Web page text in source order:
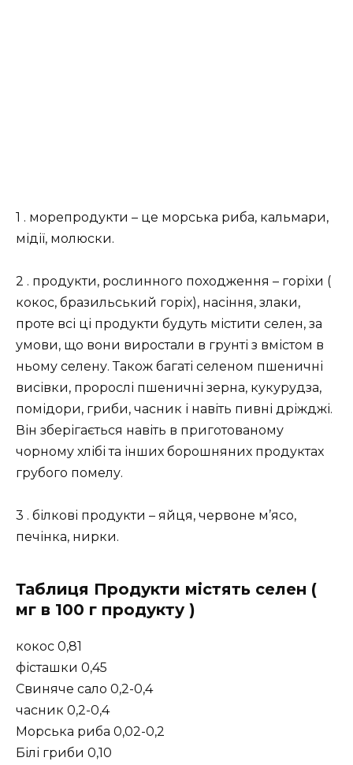
1 . морепродукти – це морська риба, кальмари,
мідії, молюски.
2 . продукти, рослинного походження – горіхи (
кокос, бразильський горіх), насіння, злаки,
проте всі ці продукти будуть містити селен, за
умови, що вони виростали в грунті з вмістом в
ньому селену. Також багаті селеном пшеничні
висівки, пророслі пшеничні зерна, кукурудза,
помідори, гриби, часник і навіть пивні дріжджі.
Він зберігається навіть в приготованому
чорному хлібі та інших борошняних продуктах
грубого помелу.
3 . білкові продукти – яйця, червоне м’ясо,
печінка, нирки.
Таблиця Продукти містять селен (
мг в 100 г продукту )
кокос 0,81
фісташки 0,45
Свиняче сало 0,2-0,4
часник 0,2-0,4
Морська риба 0,02-0,2
Білі гриби 0,10